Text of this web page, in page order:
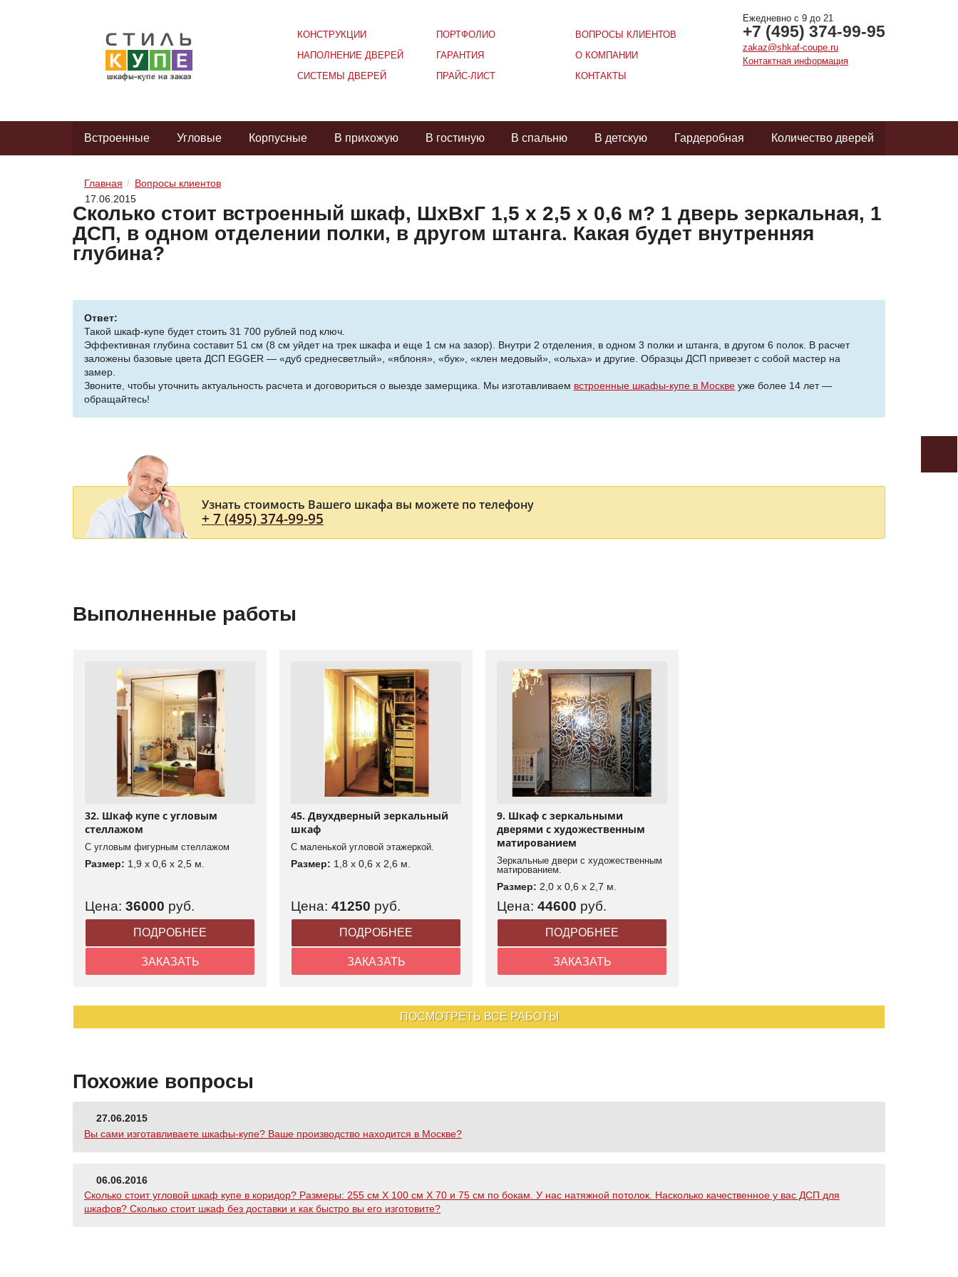
Ежедневно с 9 до 21
+7 (495) 374-99-95
zakaz@shkaf-coupe.ru
Контактная информация
КОНСТРУКЦИИ
НАПОЛНЕНИЕ ДВЕРЕЙ
СИСТЕМЫ ДВЕРЕЙ
ПОРТФОЛИО
ГАРАНТИЯ
ПРАЙС-ЛИСТ
ВОПРОСЫ КЛИЕНТОВ
О КОМПАНИИ
КОНТАКТЫ
Встроенные Угловые Корпусные В прихожую В гостиную В спальню В детскую Гардеробная Количество дверей
Главная
Вопросы клиентов
17.06.2015
Сколько стоит встроенный шкаф, ШхВхГ 1,5 х 2,5 х 0,6 м? 1 дверь зеркальная, 1
ДСП, в одном отделении полки, в другом штанга. Какая будет внутренняя
глубина?
Ответ:
Такой шкаф-купе будет стоить 31 700 рублей под ключ.
Эффективная глубина составит 51 см (8 см уйдет на трек шкафа и еще 1 см на зазор). Внутри 2 отделения, в одном 3 полки и штанга, в другом 6 полок. В расчет
заложены базовые цвета ДСП EGGER — «дуб среднесветлый», «яблоня», «бук», «клен медовый», «ольха» и другие. Образцы ДСП привезет с собой мастер на
замер.
Звоните, чтобы уточнить актуальность расчета и договориться о выезде замерщика. Мы изготавливаем встроенные шкафы-купе в Москве уже более 14 лет —
обращайтесь!
Узнать стоимость Вашего шкафа вы можете по телефону
+ 7 (495) 374-99-95
Выполненные работы
32. Шкаф купе с угловым
стеллажом
С угловым фигурным стеллажом
Размер: 1,9 x 0,6 x 2,5 м.
Цена: 36000 руб.
ПОДРОБНЕЕ
ЗАКАЗАТЬ
45. Двухдверный зеркальный
шкаф
С маленькой угловой этажеркой.
Размер: 1,8 x 0,6 x 2,6 м.
Цена: 41250 руб.
ПОДРОБНЕЕ
ЗАКАЗАТЬ
9. Шкаф с зеркальными
дверями с художественным
матированием
Зеркальные двери с художественным
матированием.
Размер: 2,0 x 0,6 x 2,7 м.
Цена: 44600 руб.
ПОДРОБНЕЕ
ЗАКАЗАТЬ
ПОСМОТРЕТЬ ВСЕ РАБОТЫ
Похожие вопросы
27.06.2015
Вы сами изготавливаете шкафы-купе? Ваше производство находится в Москве?
06.06.2016
Сколько стоит угловой шкаф купе в коридор? Размеры: 255 см Х 100 см Х 70 и 75 см по бокам. У нас натяжной потолок. Насколько качественное у вас ДСП для
шкафов? Сколько стоит шкаф без доставки и как быстро вы его изготовите?